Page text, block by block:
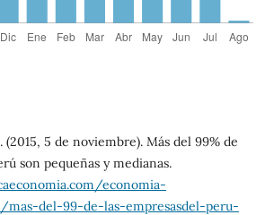
5 de noviembre). Más del 99% de
son pequeñas y medianas.
economia-
mas-del-99-de-las-empresasdel-peru-